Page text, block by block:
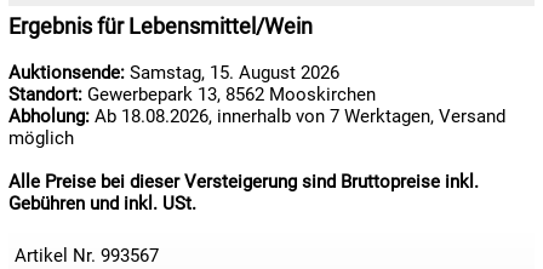
Kaffee/Tee
Nahrungsergänzung
Süßigkeiten
Ergebnis für Lebensmittel/Wein
Auktionsende: Samstag, 15. August 2026
Standort: Gewerbepark 13, 8562 Mooskirchen
Abholung: Ab 18.08.2026, innerhalb von 7 Werktagen, Versand
möglich
Alle Preise bei dieser Versteigerung sind Bruttopreise inkl.
Gebühren und inkl. USt.
Artikel Nr. 993567